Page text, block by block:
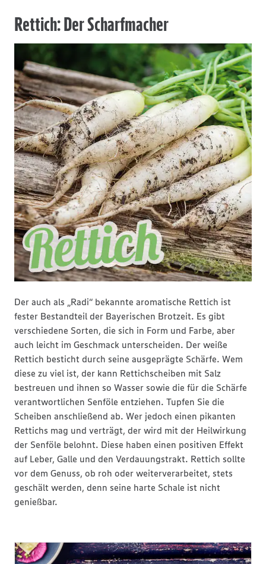
Rettich: Der Scharfmacher
Der auch als „Radi“ bekannte aromatische Rettich ist
fester Bestandteil der Bayerischen Brotzeit. Es gibt
verschiedene Sorten, die sich in Form und Farbe, aber
auch leicht im Geschmack unterscheiden. Der weiße
Rettich besticht durch seine ausgeprägte Schärfe. Wem
diese zu viel ist, der kann Rettichscheiben mit Salz
bestreuen und ihnen so Wasser sowie die für die Schärfe
verantwortlichen Senföle entziehen. Tupfen Sie die
Scheiben anschließend ab. Wer jedoch einen pikanten
Rettichs mag und verträgt, der wird mit der Heilwirkung
der Senföle belohnt. Diese haben einen positiven Effekt
auf Leber, Galle und den Verdauungstrakt. Rettich sollte
vor dem Genuss, ob roh oder weiterverarbeitet, stets
geschält werden, denn seine harte Schale ist nicht
genießbar.